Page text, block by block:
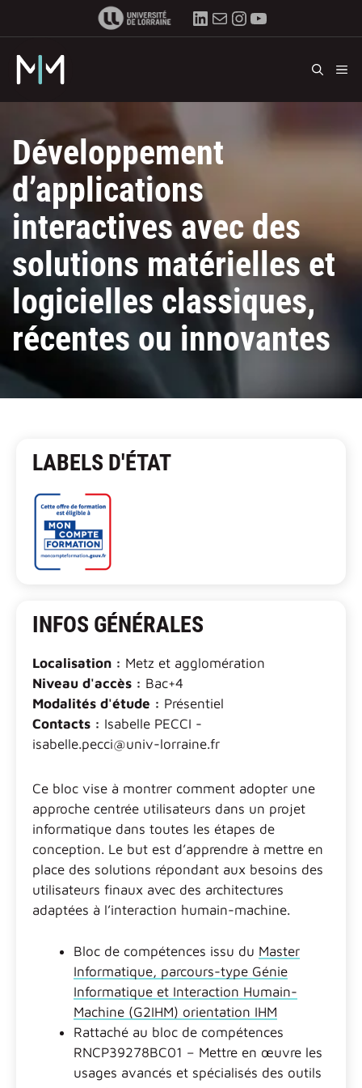
LinkedIn
E-mailInstagram
YouTube
Développement
d’applications
interactives avec des
solutions matérielles et
logicielles classiques,
récentes ou innovantes
LABELS D'ÉTAT
INFOS GÉNÉRALES
Localisation : Metz et agglomération
Niveau d'accès : Bac+4
Modalités d'étude : Présentiel
Contacts : Isabelle PECCI -
isabelle.pecci@univ-lorraine.fr
Ce bloc vise à montrer comment adopter une
approche centrée utilisateurs dans un projet
informatique dans toutes les étapes de
conception. Le but est d’apprendre à mettre en
place des solutions répondant aux besoins des
utilisateurs finaux avec des architectures
adaptées à l’interaction humain-machine.
Bloc de compétences issu du Master
Informatique, parcours-type Génie
Informatique et Interaction Humain-
Machine (G2IHM) orientation IHM
Rattaché au bloc de compétences
RNCP39278BC01 – Mettre en œuvre les
usages avancés et spécialisés des outils